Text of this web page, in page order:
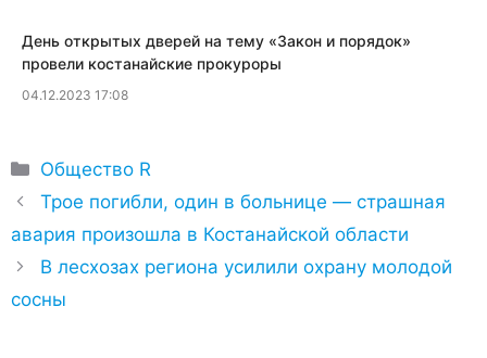
День открытых дверей на тему «Закон и порядок»
провели костанайские прокуроры
04.12.2023 17:08
Рубрики
Общество R
​Трое погибли, один в больнице — страшная
авария произошла в Костанайской области
В лесхозах региона усилили охрану молодой
сосны